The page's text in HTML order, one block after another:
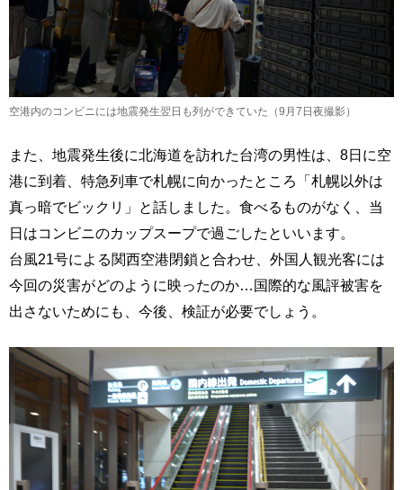
空港内のコンビニには地震発生翌日も列ができていた（9月7日夜撮影）
また、地震発生後に北海道を訪れた台湾の男性は、8日に空
港に到着、特急列車で札幌に向かったところ「札幌以外は
真っ暗でビックリ」と話しました。食べるものがなく、当
日はコンビニのカップスープで過ごしたといいます。
台風21号による関西空港閉鎖と合わせ、外国人観光客には
今回の災害がどのように映ったのか…国際的な風評被害を
出さないためにも、今後、検証が必要でしょう。